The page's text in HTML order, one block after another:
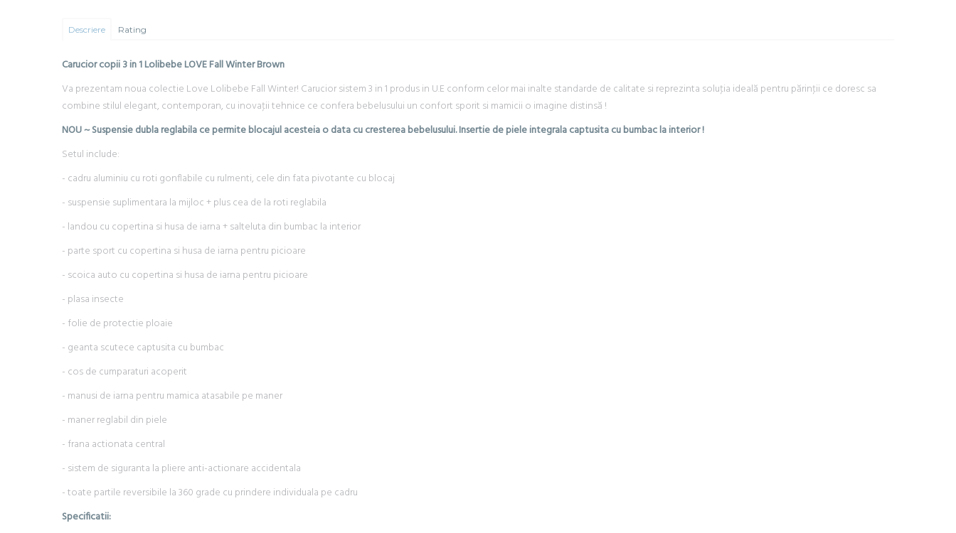
Descriere Rating
Carucior copii 3 in 1 Lolibebe LOVE Fall Winter Brown
Va prezentam noua colectie Love Lolibebe Fall Winter! Carucior sistem 3 in 1 produs in U.E conform celor mai inalte standarde de calitate si reprezinta soluţia ideală pentru părinţii ce doresc sa
combine stilul elegant, contemporan, cu inovaţii tehnice ce confera bebelusului un confort sporit si mamicii o imagine distinsă !
NOU ~ Suspensie dubla reglabila ce permite blocajul acesteia o data cu cresterea bebelusului. Insertie de piele integrala captusita cu bumbac la interior !
Setul include:
- cadru aluminiu cu roti gonflabile cu rulmenti, cele din fata pivotante cu blocaj
- suspensie suplimentara la mijloc + plus cea de la roti reglabila
- landou cu copertina si husa de iarna + salteluta din bumbac la interior
- parte sport cu copertina si husa de iarna pentru picioare
- scoica auto cu copertina si husa de iarna pentru picioare
- plasa insecte
- folie de protectie ploaie
- geanta scutece captusita cu bumbac
- cos de cumparaturi acoperit
- manusi de iarna pentru mamica atasabile pe maner
- maner reglabil din piele
- frana actionata central
- sistem de siguranta la pliere anti-actionare accidentala
- toate partile reversibile la 360 grade cu prindere individuala pe cadru
Specificatii: